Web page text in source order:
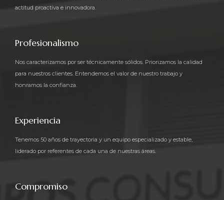
actitud proactiva e innovadora.
Profesionalismo
Nos caracterizamos por ser técnicamente sólidos. Priorizamos la calidad
para nuestros clientes. Entendemos el valor de nuestro trabajo y
honramos la confianza.
Experiencia
Tenemos 50 años de trayectoria y un equipo especializado y estable,
liderado por referentes de cada una de nuestras áreas.
Compromiso